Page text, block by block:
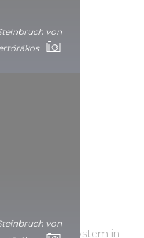
von
von
Höhlensystem in